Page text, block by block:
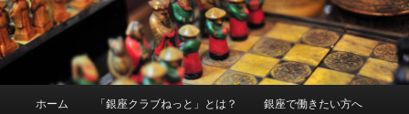
メインコンテンツへ移動
ホーム 「銀座クラブねっと」とは？ 銀座で働きたい方へ